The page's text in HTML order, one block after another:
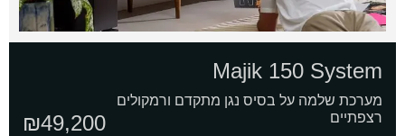
Majik 150 System
מערכת שלמה על בסיס נגן מתקדם ורמקולים
רצפתיים
₪49,200